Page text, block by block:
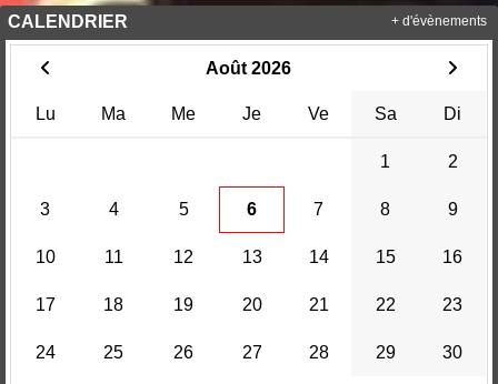
CALENDRIER
Août 2026
Lu Ma Me Je Ve Sa Di
1 2
3 4 5 6 7 8 9
10 11 12 13 14 15 16
17 18 19 20 21 22 23
24 25 26 27 28 29 30
+ d'évènements